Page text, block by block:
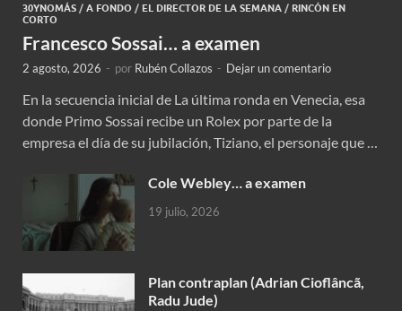
30YNOMÁS / A FONDO / EL DIRECTOR DE LA SEMANA / RINCÓN EN
CORTO
Francesco Sossai… a examen
2 agosto, 2026 - por Rubén Collazos - Dejar un comentario
En la secuencia inicial de La última ronda en Venecia, esa
donde Primo Sossai recibe un Rolex por parte de la
empresa el día de su jubilación, Tiziano, el personaje que …
Cole Webley… a examen
19 julio, 2026
Plan contraplan (Adrian Cioflâncã,
Radu Jude)